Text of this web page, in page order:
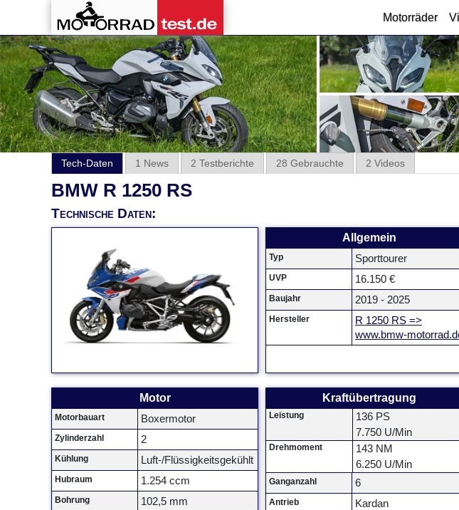
Motorräder
Tech-Daten 1 News 2 Testberichte 28 Gebrauchte 2 Videos
BMW R 1250 RS
Technische Daten:
Allgemein
Typ Sporttourer
UVP 16.150 €
Baujahr 2019 - 2025
Hersteller
R 1250 RS =>
www.bmw-
Motor
Motorbauart Boxermotor
Zylinderzahl 2
Kühlung Luft-/Flüssigkeitsgekühlt
Hubraum 1.254 ccm
Bohrung 102,5 mm
Kraftübertragung
Leistung
136 PS
7.750 U/Min
Drehmoment
143 NM
6.250 U/Min
Ganganzahl 6
Antrieb Kardan